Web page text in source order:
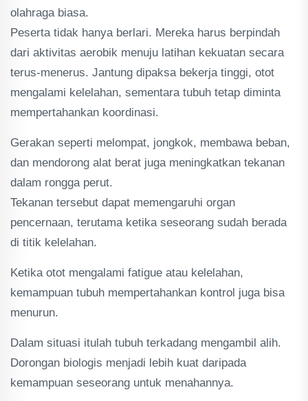
olahraga biasa.
Peserta tidak hanya berlari. Mereka harus berpindah
dari aktivitas aerobik menuju latihan kekuatan secara
terus-menerus. Jantung dipaksa bekerja tinggi, otot
mengalami kelelahan, sementara tubuh tetap diminta
mempertahankan koordinasi.
Gerakan seperti melompat, jongkok, membawa beban,
dan mendorong alat berat juga meningkatkan tekanan
dalam rongga perut.
Tekanan tersebut dapat memengaruhi organ
pencernaan, terutama ketika seseorang sudah berada
di titik kelelahan.
Ketika otot mengalami fatigue atau kelelahan,
kemampuan tubuh mempertahankan kontrol juga bisa
menurun.
Dalam situasi itulah tubuh terkadang mengambil alih.
Dorongan biologis menjadi lebih kuat daripada
kemampuan seseorang untuk menahannya.